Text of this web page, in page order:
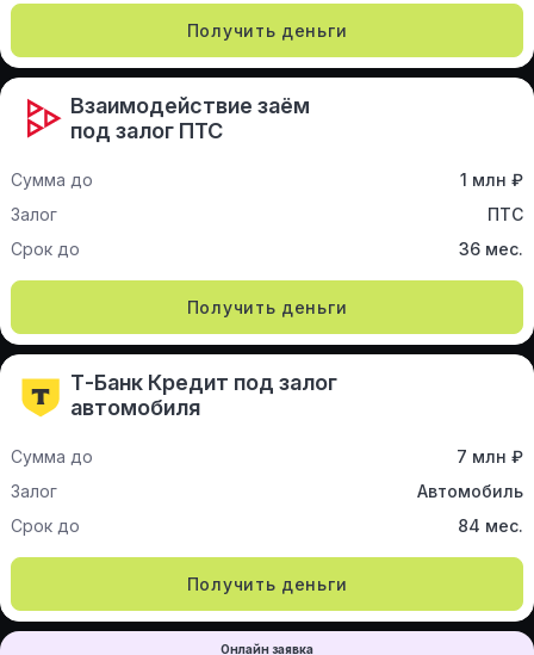
Получить деньги
Взаимодействие заём
под залог ПТС
Сумма до
1 млн ₽
Залог
ПТС
Срок до
36 мес.
Получить деньги
Т-Банк Кредит под залог
автомобиля
Сумма до
7 млн ₽
Залог
Автомобиль
Срок до
84 мес.
Получить деньги
Онлайн заявка